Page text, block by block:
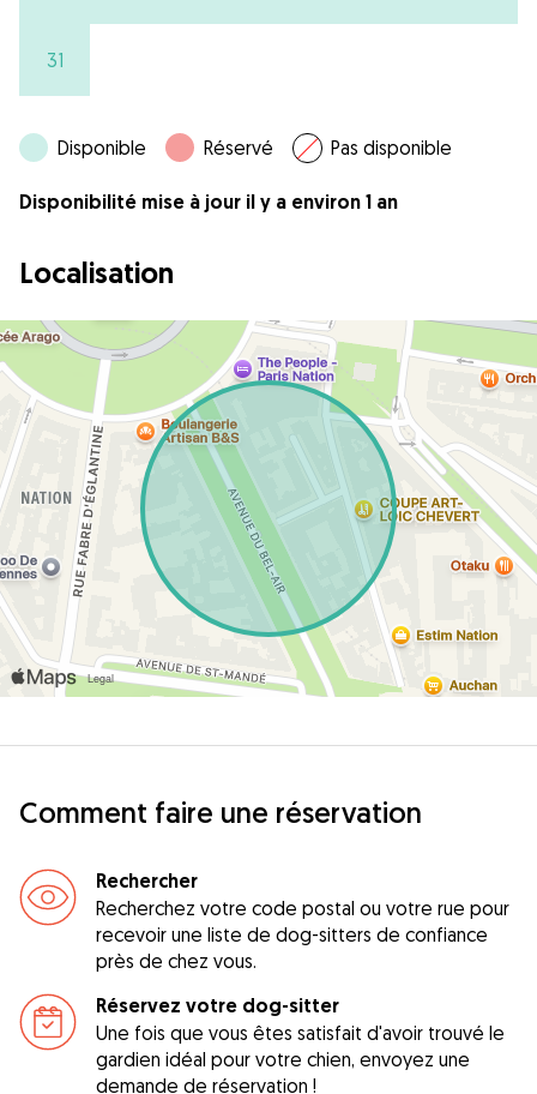
31
Disponible Réservé Pas disponible
Disponibilité mise à jour il y a environ 1 an
Localisation
Comment faire une réservation
Rechercher
Recherchez votre code postal ou votre rue pour
recevoir une liste de dog-sitters de confiance
près de chez vous.
Réservez votre dog-sitter
Une fois que vous êtes satisfait d'avoir trouvé le
gardien idéal pour votre chien, envoyez une
demande de réservation !